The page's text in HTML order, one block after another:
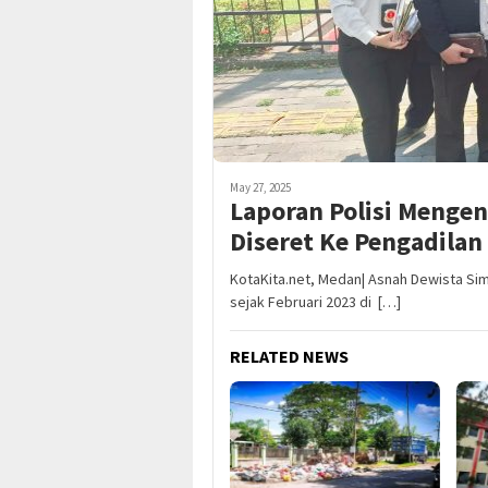
May 27, 2025
Laporan Polisi
Diseret Ke Pengadilan
KotaKita.net, Medan| Asnah Dewista
sejak Februari 2023 di […]
RELATED NEWS